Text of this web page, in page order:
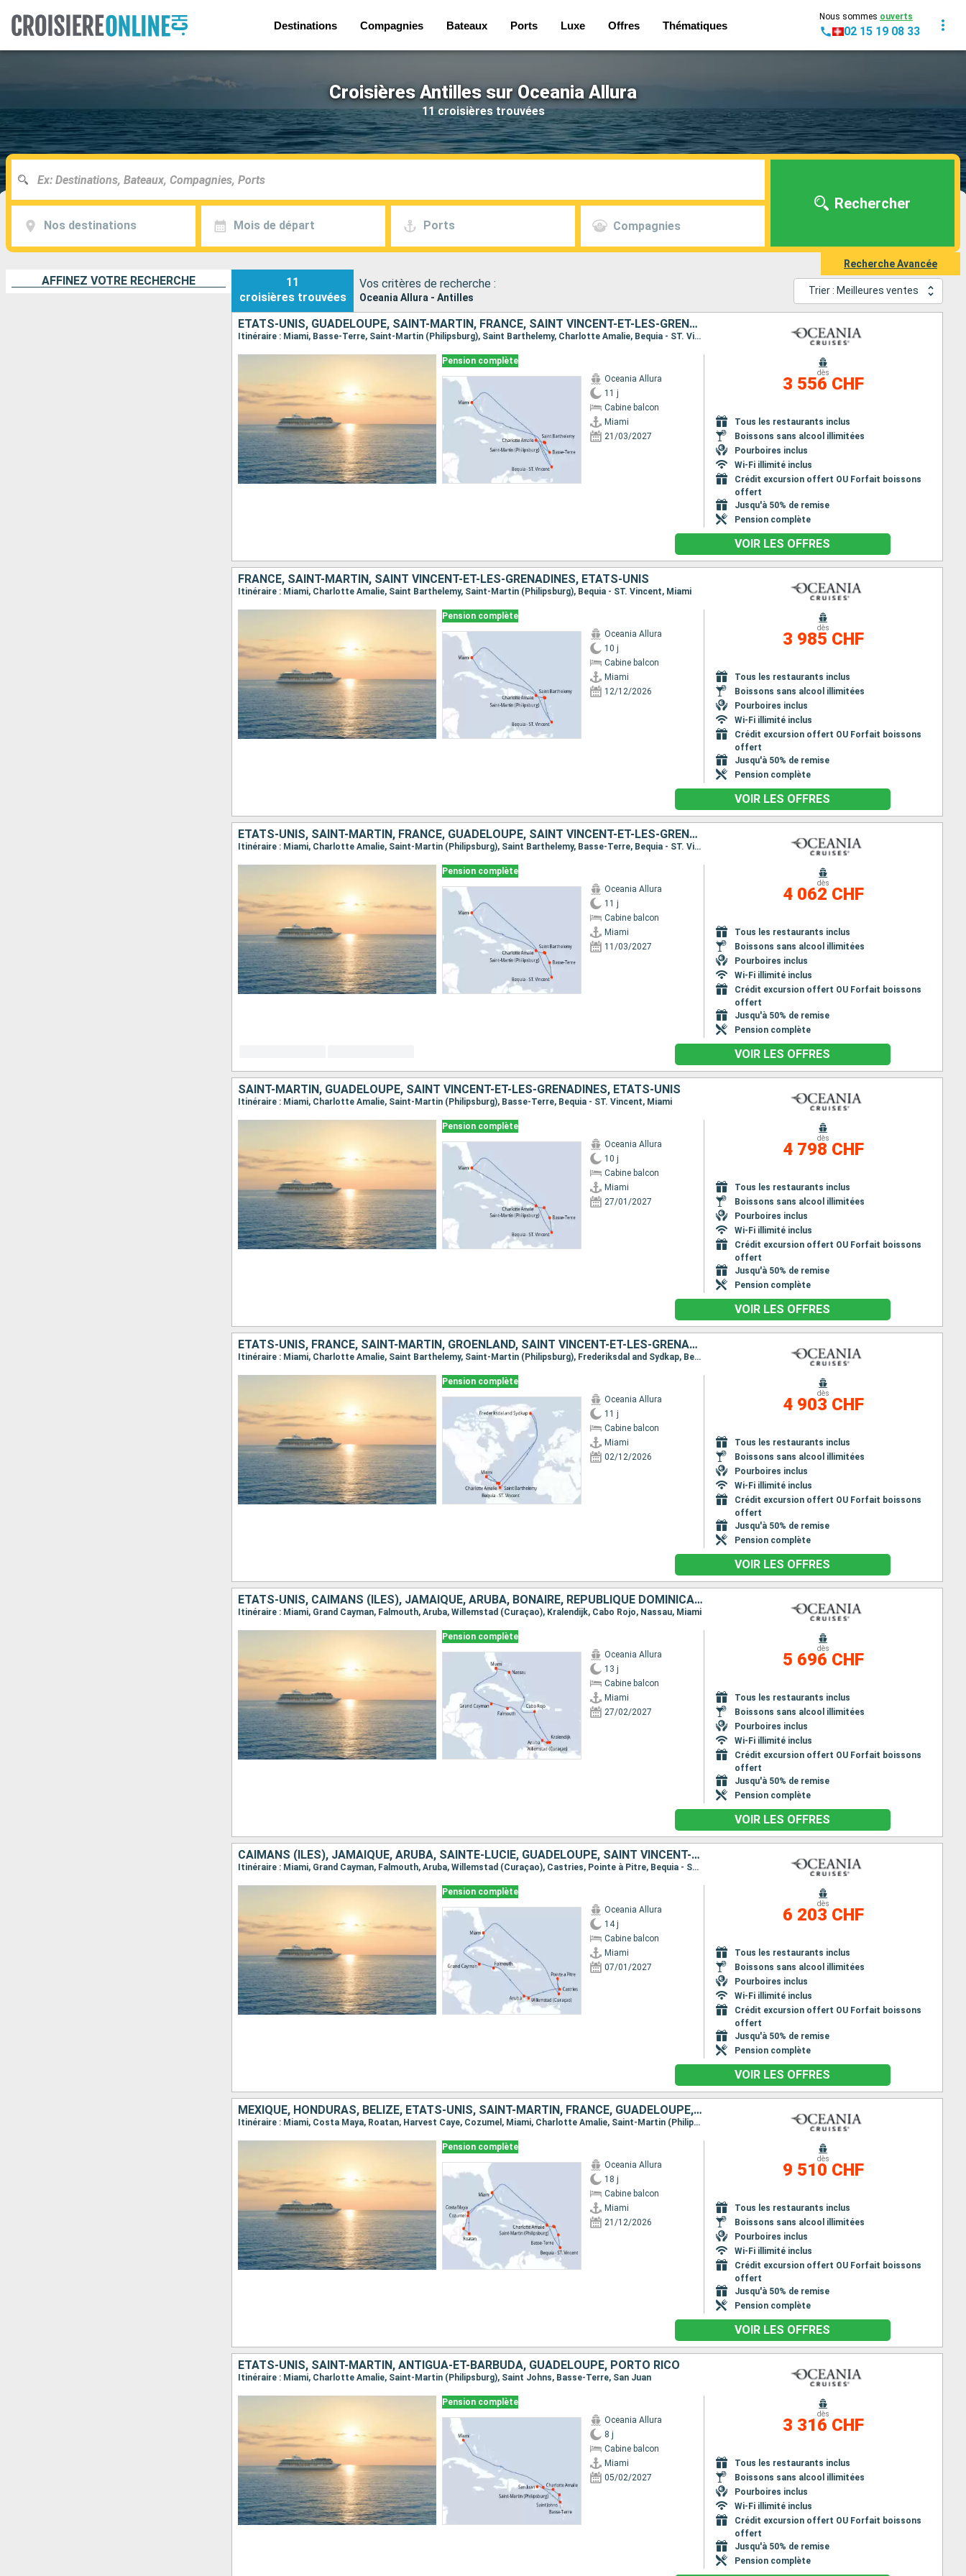
Destinations Compagnies Bateaux Ports Luxe Offres Thématiques
Nous sommes ouverts
02 15 19 08 33
Croisières Antilles sur Oceania Allura
11 croisières trouvées
Nos destinations Mois de départ Ports Compagnies
Rechercher
Recherche Avancée
AFFINEZ VOTRE RECHERCHE
11
croisières trouvées
Vos critères de recherche :
Oceania Allura - Antilles
Trier : Meilleures ventes
ÉTATS-UNIS, GUADELOUPE, SAINT-MARTIN, FRANCE, SAINT VINCENT-ET-LES-GRENADINES
Itinéraire : Miami, Basse-Terre, Saint-Martin (Philipsburg), Saint Barthelemy, Charlotte Amalie, Bequia - ST. Vincent, Miami
Pension complète
Oceania Allura
11 j
Cabine balcon
Miami
21/03/2027
dès
3 556 CHF
Tous les restaurants inclus
Boissons sans alcool illimitées
Pourboires inclus
Wi-Fi illimité inclus
Crédit excursion offert OU Forfait boissons
offert
Jusqu'à 50% de remise
Pension complète
VOIR LES OFFRES
FRANCE, SAINT-MARTIN, SAINT VINCENT-ET-LES-GRENADINES, ÉTATS-UNIS
Itinéraire : Miami, Charlotte Amalie, Saint Barthelemy, Saint-Martin (Philipsburg), Bequia - ST. Vincent, Miami
Pension complète
Oceania Allura
10 j
Cabine balcon
Miami
12/12/2026
dès
3 985 CHF
Tous les restaurants inclus
Boissons sans alcool illimitées
Pourboires inclus
Wi-Fi illimité inclus
Crédit excursion offert OU Forfait boissons
offert
Jusqu'à 50% de remise
Pension complète
VOIR LES OFFRES
ÉTATS-UNIS, SAINT-MARTIN, FRANCE, GUADELOUPE, SAINT VINCENT-ET-LES-GRENADINES
Itinéraire : Miami, Charlotte Amalie, Saint-Martin (Philipsburg), Saint Barthelemy, Basse-Terre, Bequia - ST. Vincent, Miami
Pension complète
Oceania Allura
11 j
Cabine balcon
Miami
11/03/2027
dès
4 062 CHF
Tous les restaurants inclus
Boissons sans alcool illimitées
Pourboires inclus
Wi-Fi illimité inclus
Crédit excursion offert OU Forfait boissons
offert
Jusqu'à 50% de remise
Pension complète
VOIR LES OFFRES
SAINT-MARTIN, GUADELOUPE, SAINT VINCENT-ET-LES-GRENADINES, ÉTATS-UNIS
Itinéraire : Miami, Charlotte Amalie, Saint-Martin (Philipsburg), Basse-Terre, Bequia - ST. Vincent, Miami
Pension complète
Oceania Allura
10 j
Cabine balcon
Miami
27/01/2027
dès
4 798 CHF
Tous les restaurants inclus
Boissons sans alcool illimitées
Pourboires inclus
Wi-Fi illimité inclus
Crédit excursion offert OU Forfait boissons
offert
Jusqu'à 50% de remise
Pension complète
VOIR LES OFFRES
ÉTATS-UNIS, FRANCE, SAINT-MARTIN, GRÖENLAND, SAINT VINCENT-ET-LES-GRENADINES
Itinéraire : Miami, Charlotte Amalie, Saint Barthelemy, Saint-Martin (Philipsburg), Frederiksdal and Sydkap, Bequia - ST. Vincent, Miami
Pension complète
Oceania Allura
11 j
Cabine balcon
Miami
02/12/2026
dès
4 903 CHF
Tous les restaurants inclus
Boissons sans alcool illimitées
Pourboires inclus
Wi-Fi illimité inclus
Crédit excursion offert OU Forfait boissons
offert
Jusqu'à 50% de remise
Pension complète
VOIR LES OFFRES
ÉTATS-UNIS, CAÏMANS (ÎLES), JAMAÏQUE, ARUBA, BONAIRE, RÉPUBLIQUE DOMINICAINE, BAHAMAS
Itinéraire : Miami, Grand Cayman, Falmouth, Aruba, Willemstad (Curaçao), Kralendijk, Cabo Rojo, Nassau, Miami
Pension complète
Oceania Allura
13 j
Cabine balcon
Miami
27/02/2027
dès
5 696 CHF
Tous les restaurants inclus
Boissons sans alcool illimitées
Pourboires inclus
Wi-Fi illimité inclus
Crédit excursion offert OU Forfait boissons
offert
Jusqu'à 50% de remise
Pension complète
VOIR LES OFFRES
CAÏMANS (ÎLES), JAMAÏQUE, ARUBA, SAINTE-LUCIE, GUADELOUPE, SAINT VINCENT-ET-LES-GRENADINES, ÉTATS-UNIS
Itinéraire : Miami, Grand Cayman, Falmouth, Aruba, Willemstad (Curaçao), Castries, Pointe à Pitre, Bequia - ST. Vincent, Miami
Pension complète
Oceania Allura
14 j
Cabine balcon
Miami
07/01/2027
dès
6 203 CHF
Tous les restaurants inclus
Boissons sans alcool illimitées
Pourboires inclus
Wi-Fi illimité inclus
Crédit excursion offert OU Forfait boissons
offert
Jusqu'à 50% de remise
Pension complète
VOIR LES OFFRES
MEXIQUE, HONDURAS, BELIZE, ÉTATS-UNIS, SAINT-MARTIN, FRANCE, GUADELOUPE, SAINT VINCENT-ET-LES-GRENADINES
Itinéraire : Miami, Costa Maya, Roatan, Harvest Caye, Cozumel, Miami, Charlotte Amalie, Saint-Martin (Philipsburg), Saint Barthelemy, Basse-Terre, Bequia - ST. Vincent, Miami
Pension complète
Oceania Allura
18 j
Cabine balcon
Miami
21/12/2026
dès
9 510 CHF
Tous les restaurants inclus
Boissons sans alcool illimitées
Pourboires inclus
Wi-Fi illimité inclus
Crédit excursion offert OU Forfait boissons
offert
Jusqu'à 50% de remise
Pension complète
VOIR LES OFFRES
ÉTATS-UNIS, SAINT-MARTIN, ANTIGUA-ET-BARBUDA, GUADELOUPE, PORTO RICO
Itinéraire : Miami, Charlotte Amalie, Saint-Martin (Philipsburg), Saint Johns, Basse-Terre, San Juan
Pension complète
Oceania Allura
8 j
Cabine balcon
Miami
05/02/2027
dès
3 316 CHF
Tous les restaurants inclus
Boissons sans alcool illimitées
Pourboires inclus
Wi-Fi illimité inclus
Crédit excursion offert OU Forfait boissons
offert
Jusqu'à 50% de remise
Pension complète